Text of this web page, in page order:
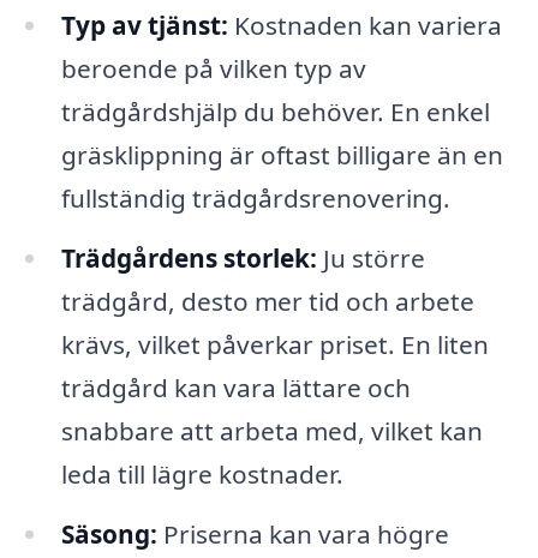
Typ av tjänst: Kostnaden kan variera
beroende på vilken typ av
trädgårdshjälp du behöver. En enkel
gräsklippning är oftast billigare än en
fullständig trädgårdsrenovering.
Trädgårdens storlek: Ju större
trädgård, desto mer tid och arbete
krävs, vilket påverkar priset. En liten
trädgård kan vara lättare och
snabbare att arbeta med, vilket kan
leda till lägre kostnader.
Säsong: Priserna kan vara högre